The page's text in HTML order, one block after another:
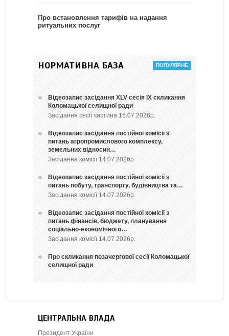
Про встановлення тарифів на надання
ритуальних послуг
НОРМАТИВНА БАЗА
Відеозапис засідання ХLV сесія ІХ скликання
Коломацької селищної ради
Засідання сесії частина 15.07.2026р.
Відеозапис засідання постійної комісії з
питань агропромислового комплексу,
земельних відносин…
Засідання комісії 14.07.2026р.
Відеозапис засідання постійної комісії з
питань побуту, транспорту, будівництва та…
Засідання комісії 14.07.2026р.
Відеозапис засідання постійної комісії з
питань фінансів, бюджету, планування
соціально-економічного…
Засідання комісії 14.07.2026р.
Про скликання позачергової сесії Коломацької
селищної ради
ЦЕНТРАЛЬНА ВЛАДА
Президент України